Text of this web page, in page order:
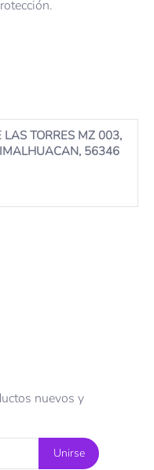
LAS TORRES MZ 003,
56346
nuevos y
Unirse